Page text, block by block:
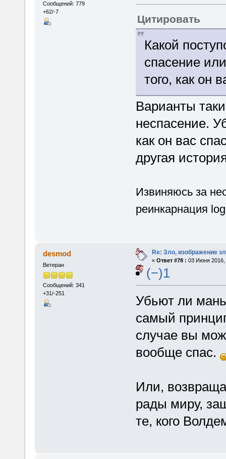
Сообщений: 779
+62/-7
Цитировать
Какой
спасение
того, как он
Варианты
неспасение.
как он вас
другая
Извиняюсь за
реинкарнация
desmod
Ветеран
Сообщений: 341
+31/-251
Re: Зло, изображение
« Ответ #78 : 03 Июня 2016,
(−)1
Убьют ли
самый
случае вы
вообще спас.
Или,
рады миру,
те, кого